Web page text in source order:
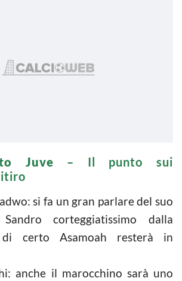
Juve – Il punto sui
si fa un gran parlare del suo
corteggiatissimo dalla
certo Asamoah resterà in
anche il marocchino sarà uno